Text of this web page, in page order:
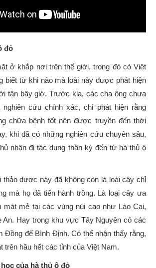
đỏ
ở khắp nơi trên thế giới, trong đó có Việt
biết từ khi nào mà loài này được phát hiện
tận bây giờ. Trước kia, các cha ông chưa
cứu chính xác, chỉ phát hiện rằng
chữa bệnh tốt nên được truyền đến thời
khi đã có những nghiên cứu chuyên sâu,
nhận đi tác dụng thần kỳ đến từ hà thủ ô
thảo dược này đã không còn là loài cây chỉ
mà họ đã tiến hành trồng. Là loại cây ưa
mát mẻ tại các vùng núi cao như Lào Cai,
An. Hay trong khu vực Tây Nguyên có các
Đồng đế Bình Định. Có thể nhận thấy rằng,
trên hầu hết các tỉnh của Việt Nam.
của hà thủ ô đỏ